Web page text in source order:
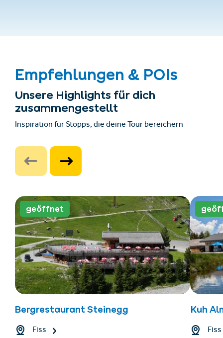
Empfehlungen & POIs
Unsere Highlights für dich
zusammengestellt
Inspiration für Stopps, die deine Tour bereichern
geöffnet
Bergrestaurant Steinegg
Fiss
Kuh
Fiss